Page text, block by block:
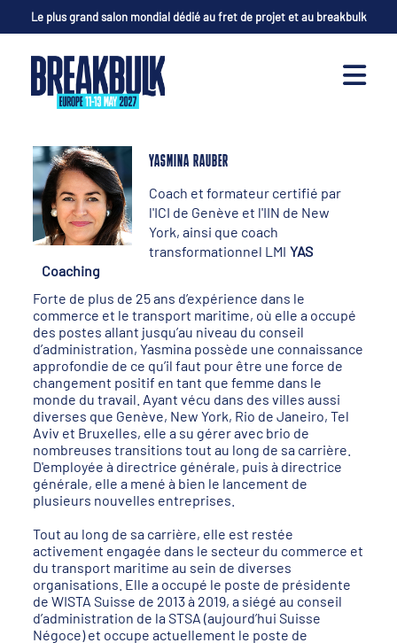
Le plus grand salon mondial dédié au fret de projet et au breakbulk
YASMINA RAUBER
Coach et formateur certifié par
l'ICI de Genève et l'IIN de New
York, ainsi que coach
transformationnel LMI YAS
Coaching
Forte de plus de 25 ans d’expérience dans le
commerce et le transport maritime, où elle a occupé
des postes allant jusqu’au niveau du conseil
d’administration, Yasmina possède une connaissance
approfondie de ce qu’il faut pour être une force de
changement positif en tant que femme dans le
monde du travail. Ayant vécu dans des villes aussi
diverses que Genève, New York, Rio de Janeiro, Tel
Aviv et Bruxelles, elle a su gérer avec brio de
nombreuses transitions tout au long de sa carrière.
D'employée à directrice générale, puis à directrice
générale, elle a mené à bien le lancement de
plusieurs nouvelles entreprises.
Tout au long de sa carrière, elle est restée
activement engagée dans le secteur du commerce et
du transport maritime au sein de diverses
organisations. Elle a occupé le poste de présidente
de WISTA Suisse de 2013 à 2019, a siégé au conseil
d’administration de la STSA (aujourd’hui Suisse
Négoce) et occupe actuellement le poste de